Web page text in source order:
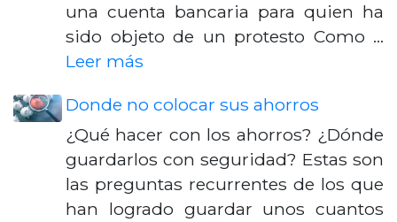
una cuenta bancaria para quien ha
sido objeto de un protesto Como …
Leer más
Donde no colocar sus ahorros
¿Qué hacer con los ahorros? ¿Dónde
guardarlos con seguridad? Estas son
las preguntas recurrentes de los que
han logrado guardar unos cuantos